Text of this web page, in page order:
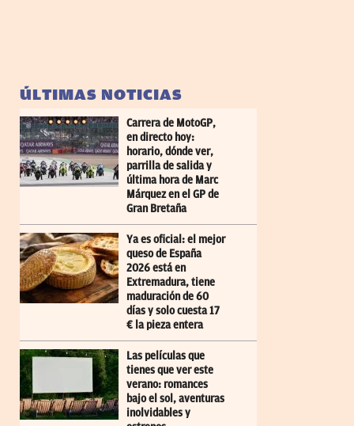
ÚLTIMAS NOTICIAS
Carrera de MotoGP,
en directo hoy:
horario, dónde ver,
parrilla de salida y
última hora de Marc
Márquez en el GP de
Gran Bretaña
Ya es oficial: el mejor
queso de España
2026 está en
Extremadura, tiene
maduración de 60
días y solo cuesta 17
€ la pieza entera
Las películas que
tienes que ver este
verano: romances
bajo el sol, aventuras
inolvidables y